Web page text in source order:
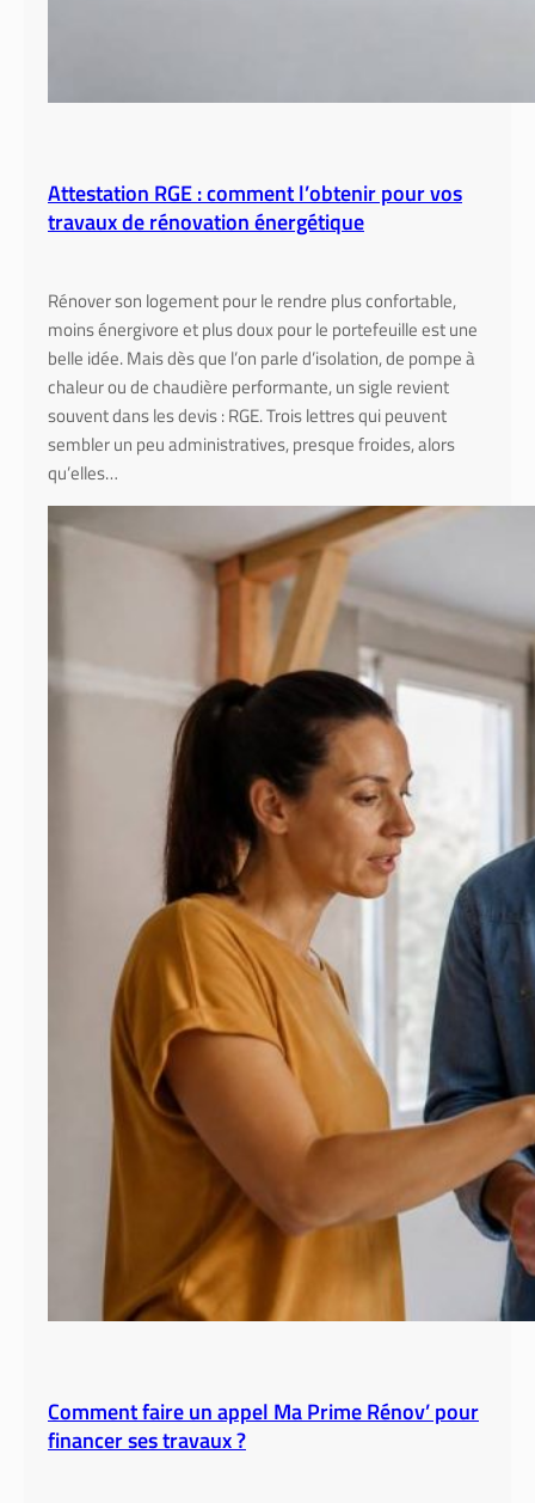
e
i
c
e
u
r
Attestation RGE : comment l’obtenir pour vos
travaux de rénovation énergétique
Rénover son logement pour le rendre plus confortable,
moins énergivore et plus doux pour le portefeuille est une
belle idée. Mais dès que l’on parle d’isolation, de pompe à
chaleur ou de chaudière performante, un sigle revient
souvent dans les devis : RGE. Trois lettres qui peuvent
sembler un peu administratives, presque froides, alors
qu’elles…
Comment faire un appel Ma Prime Rénov’ pour
financer ses travaux ?